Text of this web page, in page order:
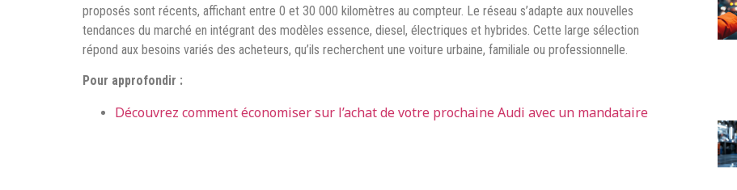
proposés sont récents, affichant entre 0 et 30 000 kilomètres au compteur. Le réseau s’adapte aux nouvelles
tendances du marché en intégrant des modèles essence, diesel, électriques et hybrides. Cette large sélection
répond aux besoins variés des acheteurs, qu’ils recherchent une voiture urbaine, familiale ou professionnelle.
Pour approfondir :
Découvrez comment économiser sur l’achat de votre prochaine Audi avec un mandataire